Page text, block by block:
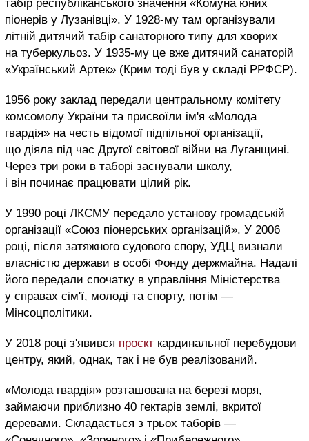
табір республіканського значення «Комуна юних
піонерів у Лузанівці». У 1928-му там організували
літній дитячий табір санаторного типу для хворих
на туберкульоз. У 1935-му це вже дитячий санаторій
«Український Артек» (Крим тоді був у складі РРФСР).
1956 року заклад передали центральному комітету
комсомолу України та присвоїли ім'я «Молода
гвардія» на честь відомої підпільної організації,
що діяла під час Другої світової війни на Луганщині.
Через три роки в таборі заснували школу,
і він починає працювати цілий рік.
У 1990 році ЛКСМУ передало установу громадській
організації «Союз піонерських організацій». У 2006
році, після затяжного судового спору, УДЦ визнали
власністю держави в особі Фонду держмайна. Надалі
його передали спочатку в управління Міністерства
у справах сім'ї, молоді та спорту, потім —
Мінсоцполітики.
У 2018 році з'явився проєкт кардинальної перебудови
центру, який, однак, так і не був реалізований.
«Молода гвардія» розташована на березі моря,
займаючи приблизно 40 гектарів землі, вкритої
деревами. Складається з трьох таборів —